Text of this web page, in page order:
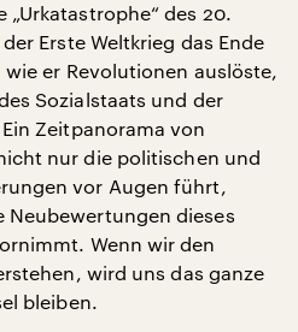
des 20.
Erste Weltkrieg das Ende
er Revolutionen auslöste,
Sozialstaats und der
Zeitpanorama von
nur die politischen und
vor Augen führt,
Neubewertungen dieses
Wenn wir den
wird uns das ganze
bleiben.